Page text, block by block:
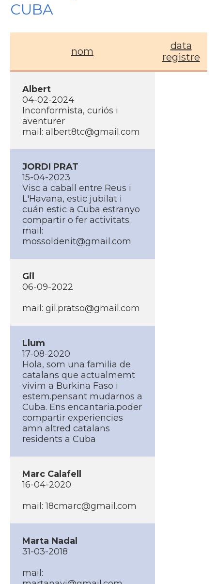
CUBA
nom
data
registre
Albert
04-02-2024
Inconformista, curiós i
aventurer
mail: albert8tc@gmail.com
JORDI PRAT
15-04-2023
Visc a caball entre Reus i
L'Havana, estic jubilat i
cuán estic a Cuba estranyo
compartir o fer activitats.
mail:
mossoldenit@gmail.com
Gil
06-09-2022
mail: gil.pratso@gmail.com
Llum
17-08-2020
Hola, som una familia de
catalans que actualmemt
vivim a Burkina Faso i
estem.pensant mudarnos a
Cuba. Ens encantaria.poder
compartir experiencies
amn altred catalans
residents a Cuba
Marc Calafell
16-04-2020
mail: 18cmarc@gmail.com
Marta Nadal
31-03-2018
mail: